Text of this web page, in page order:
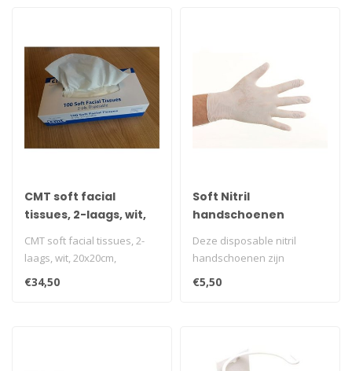
CMT soft facial
tissues, 2-laags, wit,
CMT soft facial tissues, 2-
laags, wit, 20x20cm,
€34,50
Soft Nitril
handschoenen
Deze disposable nitril
handschoenen zijn
goed alternatie..
€5,50